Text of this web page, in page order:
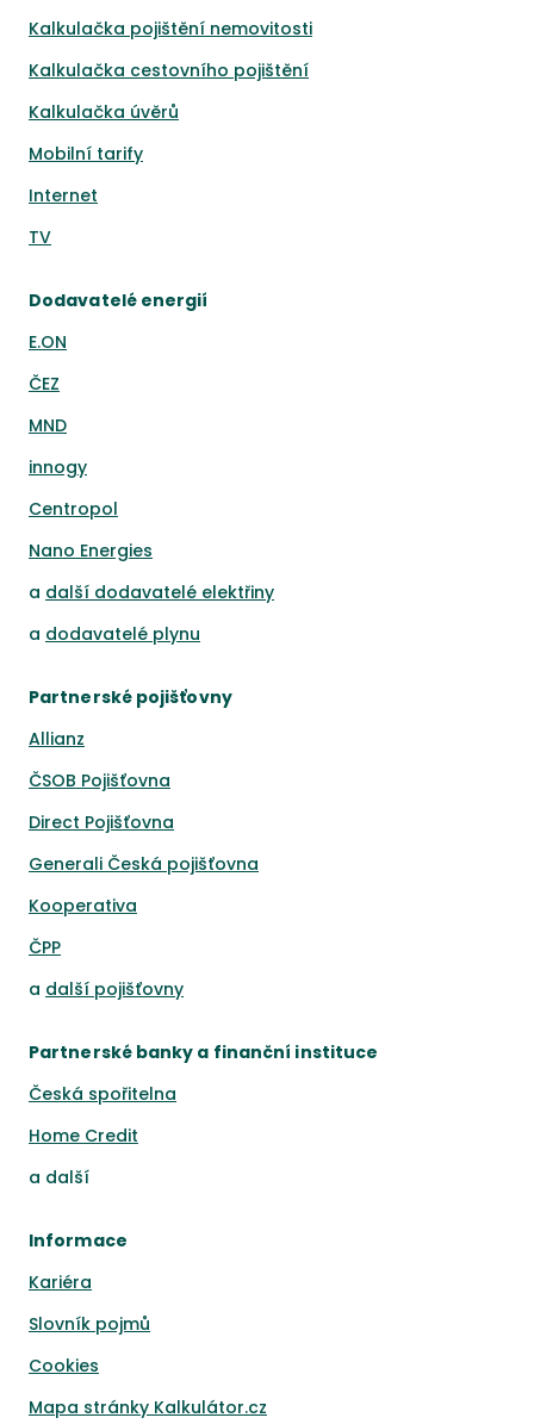
Kalkulačka pojištění nemovitosti
Kalkulačka cestovního pojištění
Kalkulačka úvěrů
Mobilní tarify
Internet
TV
Dodavatelé energií
E.ON
ČEZ
MND
innogy
Centropol
Nano Energies
a další dodavatelé elektřiny
a dodavatelé plynu
Partnerské pojišťovny
Allianz
ČSOB Pojišťovna
Direct Pojišťovna
Generali Česká pojišťovna
Kooperativa
ČPP
a další pojišťovny
Partnerské banky a finanční instituce
Česká spořitelna
Home Credit
a další
Informace
Kariéra
Slovník pojmů
Cookies
Mapa stránky Kalkulátor.cz